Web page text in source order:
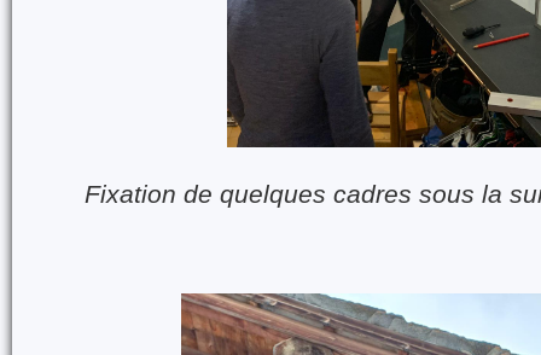
Fixation de quelques cadres sous la